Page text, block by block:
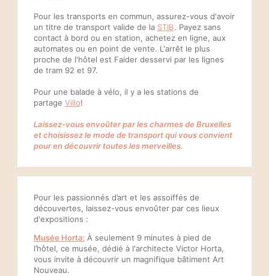
Pour les transports en commun, assurez-vous d'avoir
un titre de transport valide de la STIB. Payez sans
contact à bord ou en station, achetez en ligne, aux
automates ou en point de vente. L'arrêt le plus
proche de l'hôtel est Faider desservi par les lignes
de tram 92 et 97.
Pour une balade à vélo, il y a les stations de
partage Villo!
Laissez-vous envoûter par les charmes de Bruxelles
et choisissez le mode de transport qui vous convient
pour en découvrir toutes les merveilles.
Pour les passionnés d’art et les assoiffés de
découvertes, laissez-vous envoûter par ces lieux
d'expositions :
Musée Horta: À seulement 9 minutes à pied de
l’hôtel, ce musée, dédié à l'architecte Victor Horta,
vous invite à découvrir un magnifique bâtiment Art
Nouveau.